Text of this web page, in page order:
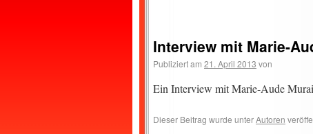
Interview mit Marie-
Publiziert am 21. April 2013 von
Ein Interview mit Marie-Aude
Dieser Beitrag wurde unterAutoren